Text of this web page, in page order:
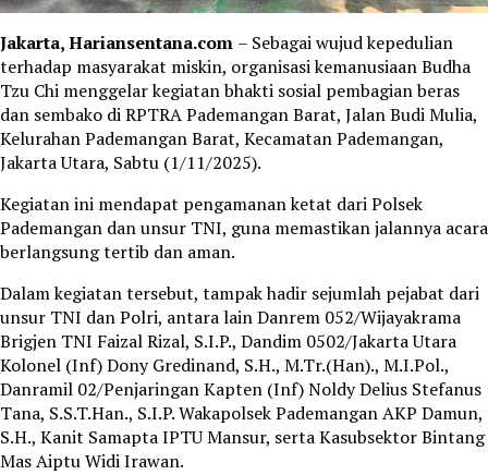
Jakarta, Hariansentana.com – Sebagai wujud kepedulian
terhadap masyarakat miskin, organisasi kemanusiaan Budha
Tzu Chi menggelar kegiatan bhakti sosial pembagian beras
dan sembako di RPTRA Pademangan Barat, Jalan Budi Mulia,
Kelurahan Pademangan Barat, Kecamatan Pademangan,
Jakarta Utara, Sabtu (1/11/2025).
Kegiatan ini mendapat pengamanan ketat dari Polsek
Pademangan dan unsur TNI, guna memastikan jalannya acara
berlangsung tertib dan aman.
Dalam kegiatan tersebut, tampak hadir sejumlah pejabat dari
unsur TNI dan Polri, antara lain Danrem 052/Wijayakrama
Brigjen TNI Faizal Rizal, S.I.P., Dandim 0502/Jakarta Utara
Kolonel (Inf) Dony Gredinand, S.H., M.Tr.(Han)., M.I.Pol.,
Danramil 02/Penjaringan Kapten (Inf) Noldy Delius Stefanus
Tana, S.S.T.Han., S.I.P. Wakapolsek Pademangan AKP Damun,
S.H., Kanit Samapta IPTU Mansur, serta Kasubsektor Bintang
Mas Aiptu Widi Irawan.